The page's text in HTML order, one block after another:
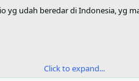
yg udah beredar di Indonesia, yg
Click to expand...